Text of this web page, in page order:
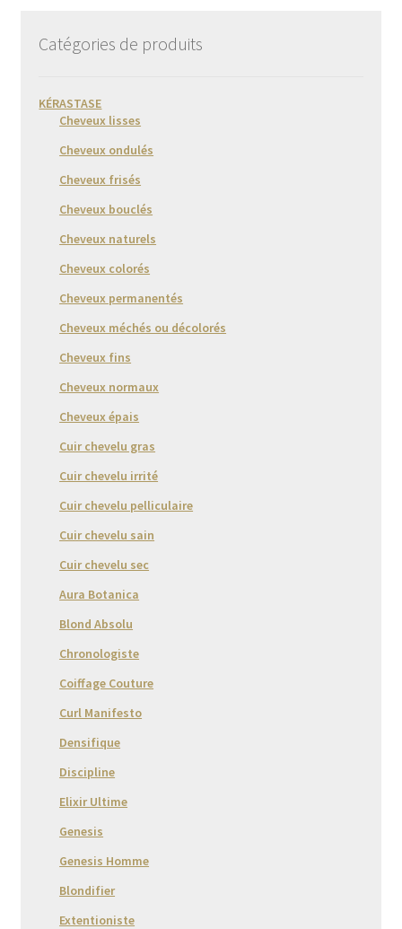
Catégories de produits
KÉRASTASE
Cheveux lisses
Cheveux ondulés
Cheveux frisés
Cheveux bouclés
Cheveux naturels
Cheveux colorés
Cheveux permanentés
Cheveux méchés ou décolorés
Cheveux fins
Cheveux normaux
Cheveux épais
Cuir chevelu gras
Cuir chevelu irrité
Cuir chevelu pelliculaire
Cuir chevelu sain
Cuir chevelu sec
Aura Botanica
Blond Absolu
Chronologiste
Coiffage Couture
Curl Manifesto
Densifique
Discipline
Elixir Ultime
Genesis
Genesis Homme
Blondifier
Extentioniste